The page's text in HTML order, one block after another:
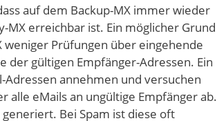
auf dem Backup-MX immer wieder
erreichbar ist. Ein möglicher Grund
Prüfungen über eingehende
der gültigen Empfänger-Adressen. Ein
Adressen annehmen und versuchen
alle eMails an ungültige Empfänger ab.
Bei Spam ist diese oft